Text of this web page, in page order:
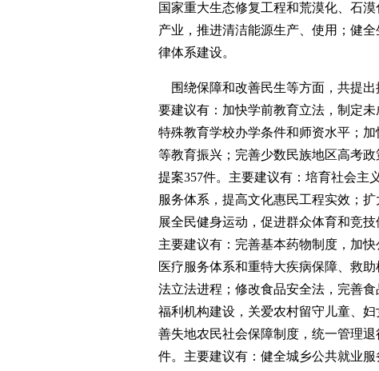
国家重大生态修复工程和荒漠化、石
产业，推进清洁能源生产、使用；健
律体系建设。
围绕保障和改善民生等方面，共提出
要建议有：加快学前教育立法，制定
特殊教育学校办学条件和师资水平；
等教育振兴；完善少数民族地区高考
提案357件。主要建议有：培育社会主
服务体系，提高文化惠民工程实效；
展全民健身运动，促进群众体育和竞
主要建议有：完善基本药物制度，加
医疗服务体系和重特大疾病保障、救
法立法进程；修改食品安全法，完善
福利机构建设，关爱农村留守儿童、
善失地农民社会保障制度，统一管理
件。主要建议有：健全城乡公共就业